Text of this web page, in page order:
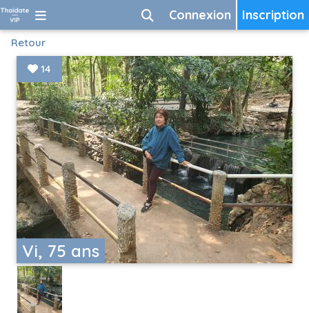
Inscription
Connexion
Retour
Vi, 75 ans
14